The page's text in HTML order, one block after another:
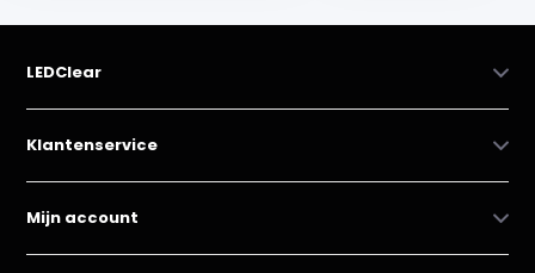
LEDClear
Klantenservice
Mijn account